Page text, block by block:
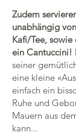
Zudem
unabhängig
Kafi/Tee,
ein Cantuccini!
seiner
eine kleine
einfach ein
Ruhe und
Mauern aus
kann...